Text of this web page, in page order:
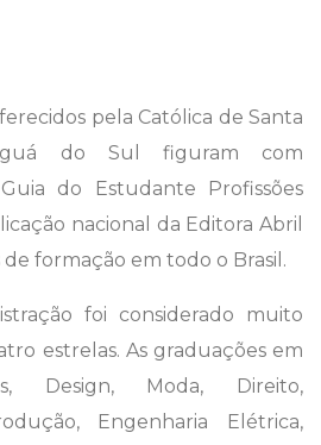
pela Católica de Santa
do Sul figuram com
do Estudante Profissões
nacional da Editora Abril
formação em todo o Brasil.
foi considerado muito
estrelas. As graduações em
Design, Moda, Direito,
Engenharia Elétrica,